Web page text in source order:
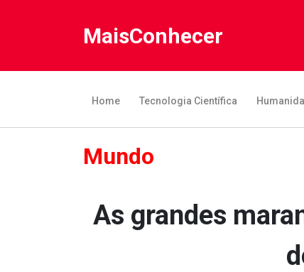
MaisConhecer
Home Tecnologia Científica
Mundo
As grandes